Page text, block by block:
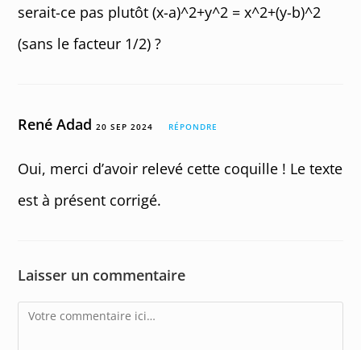
serait-ce pas plutôt (x-a)^2+y^2 = x^2+(y-b)^2
(sans le facteur 1/2) ?
René Adad20 SEP 2024 RÉPONDRE
Oui, merci d’avoir relevé cette coquille ! Le texte
est à présent corrigé.
Laisser un commentaire
Comment